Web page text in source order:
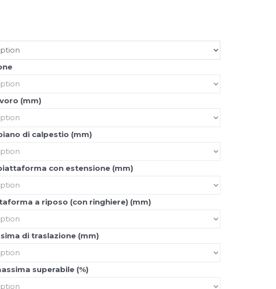
(mm)
di calpestio (mm)
con estensione (mm)
a riposo (con ringhiere) (mm)
di traslazione (mm)
superabile (%)